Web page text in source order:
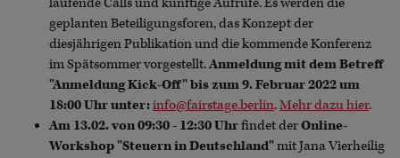
geplanten Beteiligungsforen, das Konzept der
diesjährigen Publikation und die kommende Konferenz
im Spätsommer vorgestellt.Anmeldung mit dem Betreff
"Anmeldung Kick-Off" bis zum 9. Februar 2022 um
18:00 Uhr unter:info@fairstage.berlin.Mehr dazu hier.
Am 13.02. von 09:30 - 12:30 Uhrfindet derOnline-
Workshop "Steuern in Deutschland"mit Jana Vierheilig